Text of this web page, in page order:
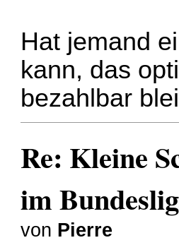
Hat jemand
kann, das
bezahlbar
Re: Kleine
im
von Pierre